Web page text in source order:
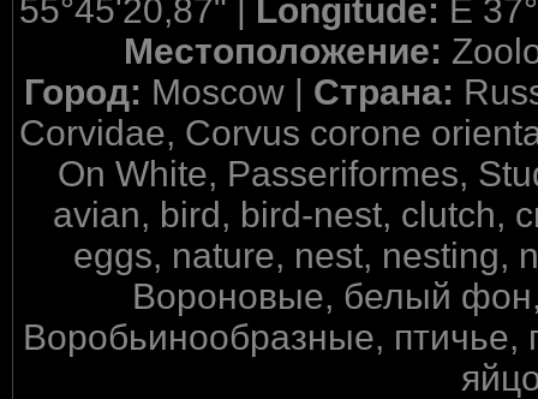
55°45'20,87" | Longitude: E
Местоположение:
Город: Moscow | Страна:
Corvidae, Corvus corone
On White, Passeriformes,
avian, bird, bird-nest, clutch,
eggs, nature, nest, nesting,
Вороновые, белый
Воробьинообразные, птичье,